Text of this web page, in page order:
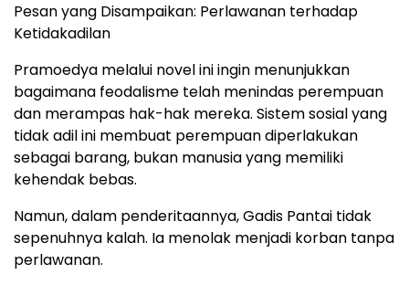
Pesan yang Disampaikan: Perlawanan terhadap
Ketidakadilan
Pramoedya melalui novel ini ingin menunjukkan
bagaimana feodalisme telah menindas perempuan
dan merampas hak-hak mereka. Sistem sosial yang
tidak adil ini membuat perempuan diperlakukan
sebagai barang, bukan manusia yang memiliki
kehendak bebas.
Namun, dalam penderitaannya, Gadis Pantai tidak
sepenuhnya kalah. Ia menolak menjadi korban tanpa
perlawanan.